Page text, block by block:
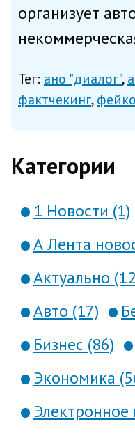
организует
вопросов
октября 2025
Тег: ано "диалог"
фактчекинг
Категории
1 Новости (1)
А Лента
Актуально
Авто (17)
Бизнес (86)
Экономика
Электронное